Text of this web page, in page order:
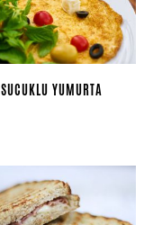
SUCUKLU YUMURTA